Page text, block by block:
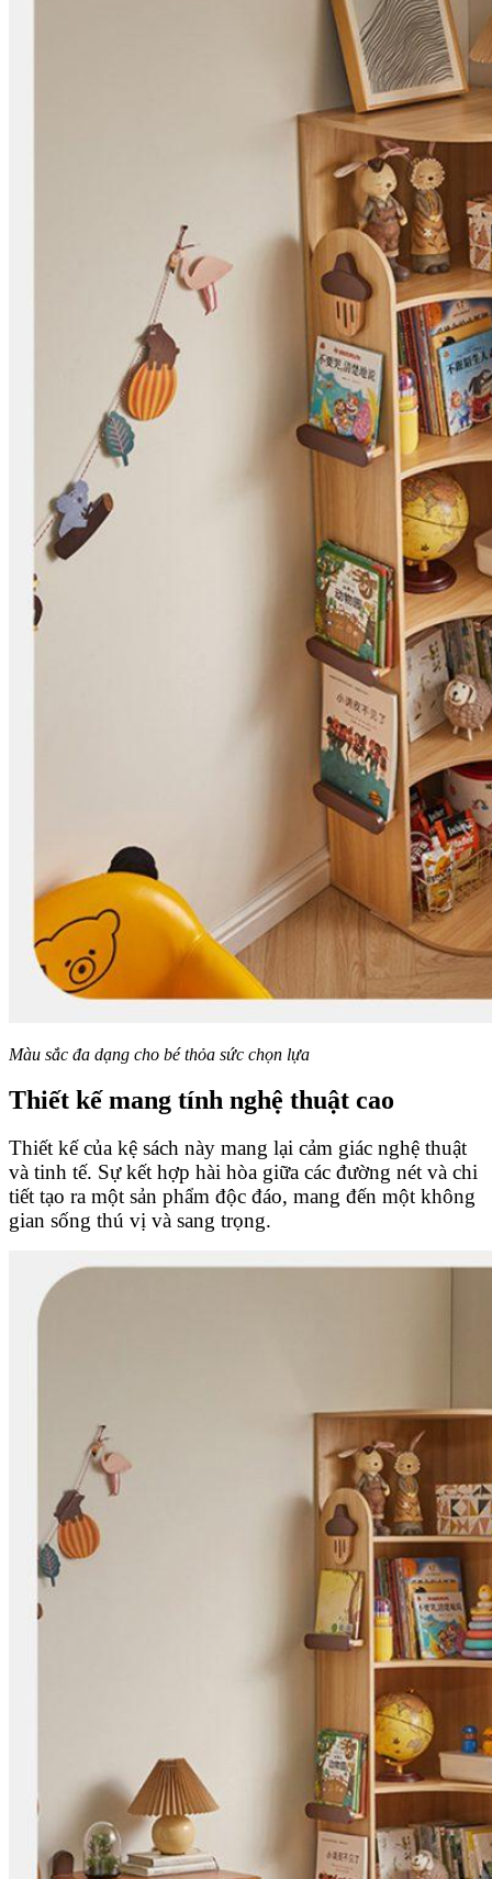
Màu sắc đa dạng cho bé thỏa sức chọn lựa
Thiết kế mang tính nghệ thuật cao
Thiết kế của kệ sách này mang lại cảm giác nghệ thuật
và tinh tế. Sự kết hợp hài hòa giữa các đường nét và chi
tiết tạo ra một sản phẩm độc đáo, mang đến một không
gian sống thú vị và sang trọng.